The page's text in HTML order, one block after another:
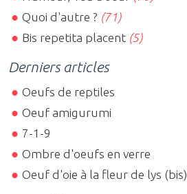
Quoi d'autre ? (71)
Bis repetita placent (5)
Derniers articles
Oeufs de reptiles
Oeuf amigurumi
7-1-9
Ombre d'oeufs en verre
Oeuf d'oie à la fleur de lys (bis)